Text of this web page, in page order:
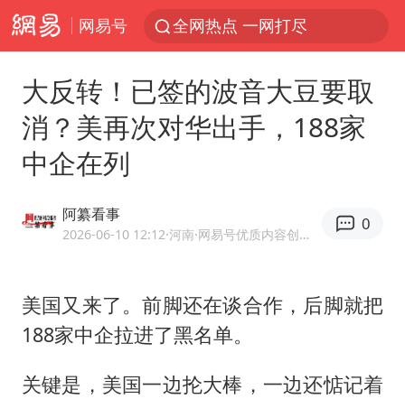
网易号 全网热点 一网打尽
大反转！已签的波音大豆要取
消？美再次对华出手，188家
中企在列
阿纂看事
2026-06-10 12:12·河南 ·网易号优质内容创作者
0
美国又来了。前脚还在谈合作，后脚就把
188家中企拉进了黑名单。
关键是，美国一边抡大棒，一边还惦记着